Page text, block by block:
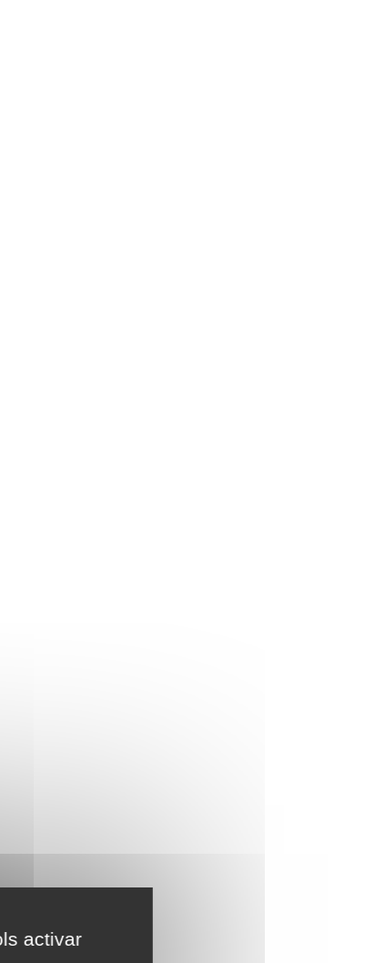
activar